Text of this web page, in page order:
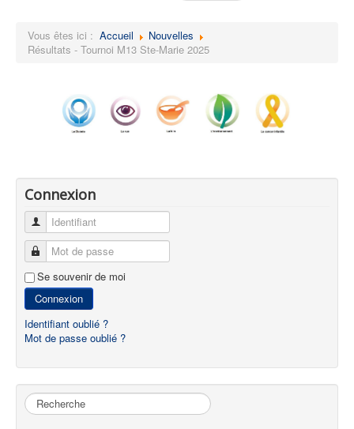
Vous êtes ici : Accueil
Nouvelles
Résultats - Tournoi M13 Ste-Marie 2025
Connexion
Identifiant
Mot de passe
Se souvenir de moi
Connexion
Identifiant oublié ?
Mot de passe oublié ?
Rechercher